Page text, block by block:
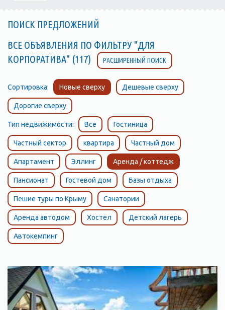
ПОИСК ПРЕДЛОЖЕНИЙ
ВСЕ ОБЪЯВЛЕНИЯ ПО ФИЛЬТРУ "ДЛЯ
КОРПОРАТИВА" (117)
РАСШИРЕННЫЙ ПОИСК
Сортировка: Новые сверху Дешевые сверху
Дорогие сверху
Тип недвижимости: Все Гостиница
Частный сектор квартира Частный дом
Апартамент Эллинг Аренда / коттедж
Пансионат Гостевой дом Базы отдыха
Пешие туры по Крыму Санатории
Аренда автодом Хостел Детский лагерь
Автокемпинг